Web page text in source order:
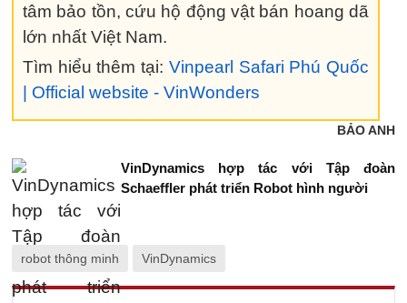
tâm bảo tồn, cứu hộ động vật bán hoang dã
lớn nhất Việt Nam.
Tìm hiểu thêm tại: Vinpearl Safari Phú Quốc
| Official website - VinWonders
BẢO ANH
VinDynamics hợp tác với Tập đoàn
Schaeffler phát triển Robot hình người
robot thông minh VinDynamics